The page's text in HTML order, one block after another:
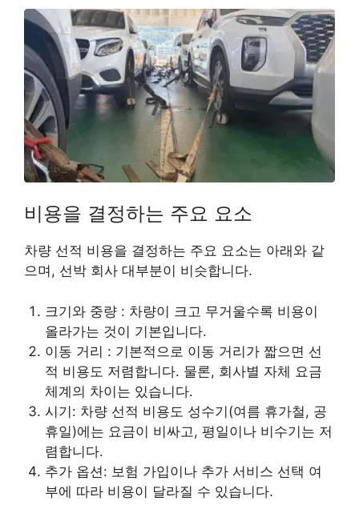
비용을 결정하는 주요 요소
차량 선적 비용을 결정하는 주요 요소는 아래와 같
으며, 선박 회사 대부분이 비슷합니다.
크기와 중량 : 차량이 크고 무거울수록 비용이
올라가는 것이 기본입니다.
이동 거리 : 기본적으로 이동 거리가 짧으면 선
적 비용도 저렴합니다. 물론, 회사별 자체 요금
체계의 차이는 있습니다.
시기: 차량 선적 비용도 성수기(여름 휴가철, 공
휴일)에는 요금이 비싸고, 평일이나 비수기는 저
렴합니다.
추가 옵션: 보험 가입이나 추가 서비스 선택 여
부에 따라 비용이 달라질 수 있습니다.